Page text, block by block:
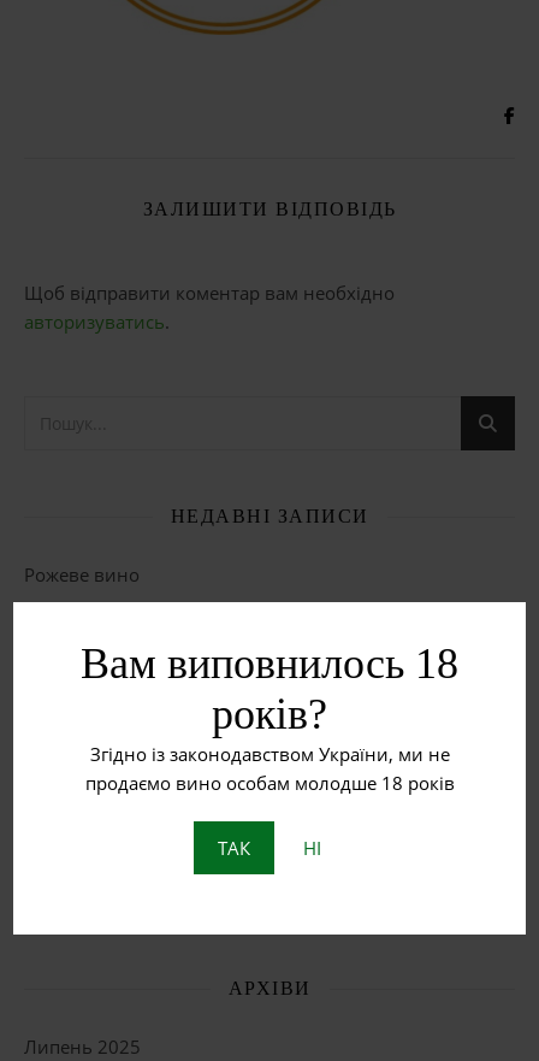
Вам виповнилось 18
років?
Згідно із законодавством України, ми не
продаємо вино особам молодше 18 років
ТАК НІ
ЗАЛИШИТИ ВІДПОВІДЬ
Щоб відправити коментар вам необхідно
авторизуватись.
НЕДАВНІ ЗАПИСИ
Рожеве вино
Біле вино
Що таке бурштинове вино?
Пет Нат: Натуральне ігристе вино з історією
АРХІВИ
Липень 2025